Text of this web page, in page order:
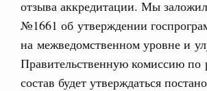
отзыва аккредитации. Мы
№1661 об утверждении
на межведомственном уровне и
Правительственную комиссию по
состав будет утверждаться
Развитие сельских территорий
Синхронизация
поддержки сельских